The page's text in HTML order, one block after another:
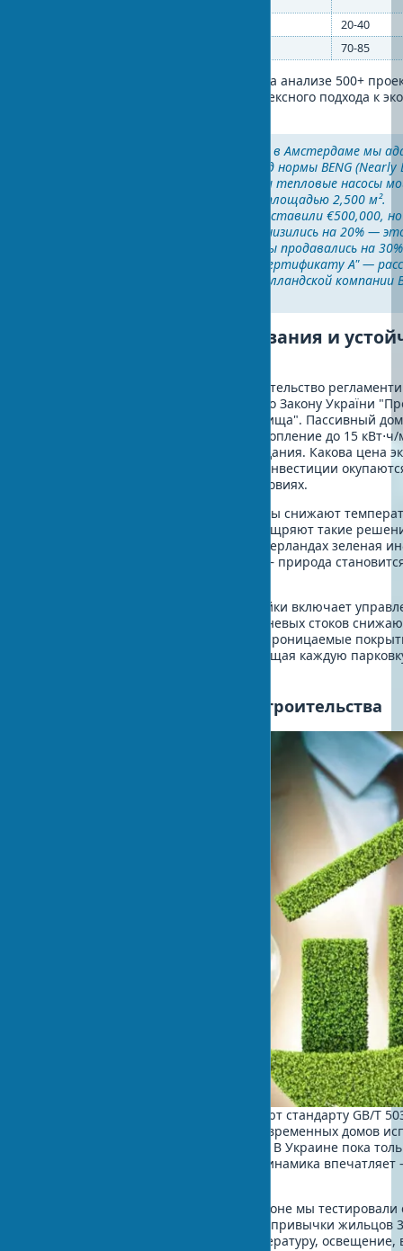
20-40
70-85
Представленные данные основаны на анализе 500+
подтверждают эффективность комплексного подхода к
"В проекте жилого комплекса в Амстердаме мы
200-квартирный комплекс под нормы BENG (Nearly
Neutral Buildings). Установили тепловые насосы
800 кВт и солнечные панели площадью 2,500 м².
Дополнительные затраты составили €500,000, но
эксплуатационные расходы снизились на 20% —
экономии ежегодно. Квартиры продавались на
благодаря энергетическому сертификату А" —
ведущий инженер проекта голландской компании
Природоохранные требования и
Природоохранные требования строительство
экосистемы городской среды согласно Закону України
навколишнього природного середовища". Пассивный
снижают потребление энергии на отопление до 15
меньше стандартного украинского здания. Какова цена
ответственности? Первоначальные инвестиции
экономию ресурсов в украинских условиях.
Известно, что зеленые крыши и стены снижают
5°C. В Германии нормы GEG 2025 поощряют такие
льготами до €10,000 на проект. В Нидерландах зеленая
обязательна для зданий выше 30 м — природа
Устойчивое строительство новостройки включает
водой. Системы сбора и очистки ливневых стоков
городскую канализацию на 40-60%. Проницаемые
пропускают 150-300 л/м²/час, превращая каждую
Тенденции развития эко-строительства
В Китае 30% новостроек соответствуют стандарту GB/T
выбросов CO2 на 25%. В США 40% современных домов
возобновляемые источники энергии. В Украине пока
соответствуют евростандартам, но динамика
На одном из объектов в прошлом сезоне мы
с ИИ-управлением. Алгоритм изучал привычки жильцов
автоматически оптимизировал температуру,